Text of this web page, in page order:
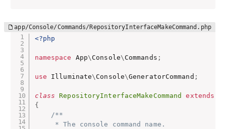
<?php
namespace App\ Console\ Commands ;
use Illuminate\ Console\GeneratorCommand ;
class RepositoryInterfaceMakeCommand extends
{
/**
     * The console command name.